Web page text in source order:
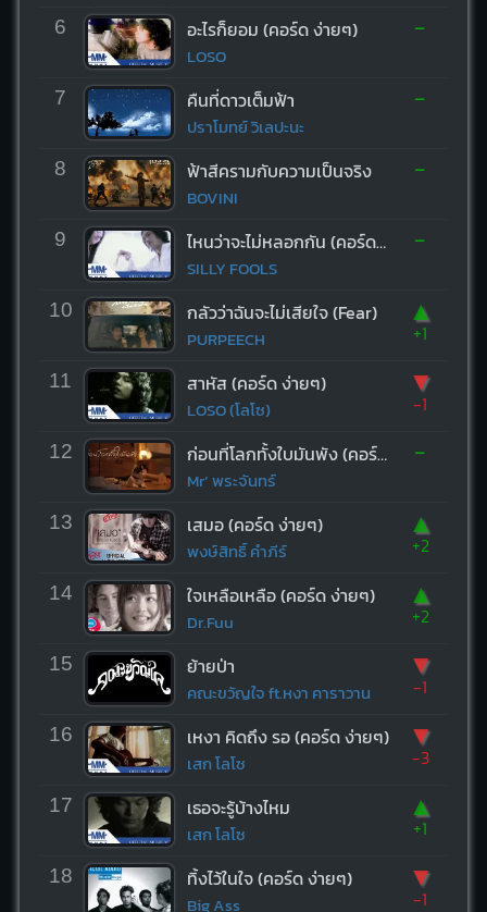
6 อะไรก็ยอม (คอร์ด ง่ายๆ)
LOSO
-
7 คืนที่ดาวเต็มฟ้า
ปราโมทย์ วิเลปะนะ
-
8 ฟ้าสีครามกับความเป็นจริง
BOVINI
-
9 ไหนว่าจะไม่หลอกกัน (คอร์ด ง่ายๆ)
SILLY FOOLS
-
10 กลัวว่าฉันจะไม่เสียใจ (Fear)
PURPEECH
▲
+1
11 สาหัส (คอร์ด ง่ายๆ)
LOSO (โลโซ)
▼
-1
12 ก่อนที่โลกทั้งใบมันพัง (คอร์ด ง่ายๆ)
Mr’ พระจันทร์
-
13 เสมอ (คอร์ด ง่ายๆ)
พงษ์สิทธิ์ คำภีร์
▲
+2
14 ใจเหลือเหลือ (คอร์ด ง่ายๆ)
Dr.Fuu
▲
+2
15 ย้ายป่า
คณะขวัญใจ ft.หงา คาราวาน
▼
-1
16 เหงา คิดถึง รอ (คอร์ด ง่ายๆ)
เสก โลโซ
▼
-3
17 เธอจะรู้บ้างไหม
เสก โลโซ
▲
+1
18 ทิ้งไว้ในใจ (คอร์ด ง่ายๆ)
Big Ass
▼
-1